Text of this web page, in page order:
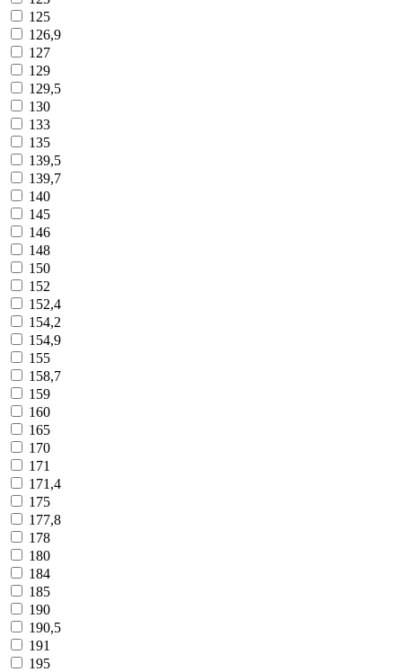
125
126,9
127
129
129,5
130
133
135
139,5
139,7
140
145
146
148
150
152
152,4
154,2
154,9
155
158,7
159
160
165
170
171
171,4
175
177,8
178
180
184
185
190
190,5
191
195